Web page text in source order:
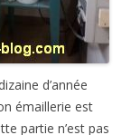
d’année
émaillerie est
partie n’est pas